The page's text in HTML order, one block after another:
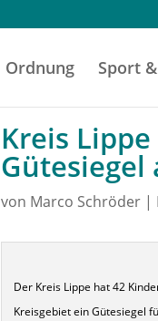
Ordnung Sport
Kreis
Gütesiegel
von Marco Schröder|
Der Kreis Lippe hat 42
Kreisgebiet ein Gütesiegel